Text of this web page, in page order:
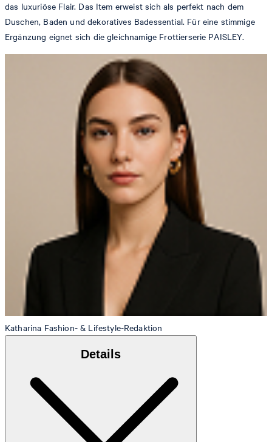
das luxuriöse Flair. Das Item erweist sich als perfekt nach dem
Duschen, Baden und dekoratives Badessential. Für eine stimmige
Ergänzung eignet sich die gleichnamige Frottierserie PAISLEY.
Katharina Fashion- & Lifestyle-Redaktion
Details